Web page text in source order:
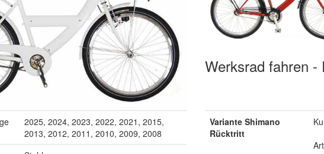
Werksrad fahren -
2025, 2024, 2023, 2022, 2021, 2015,
2013, 2012, 2011, 2010, 2009, 2008
Variante Shimano
Rücktritt